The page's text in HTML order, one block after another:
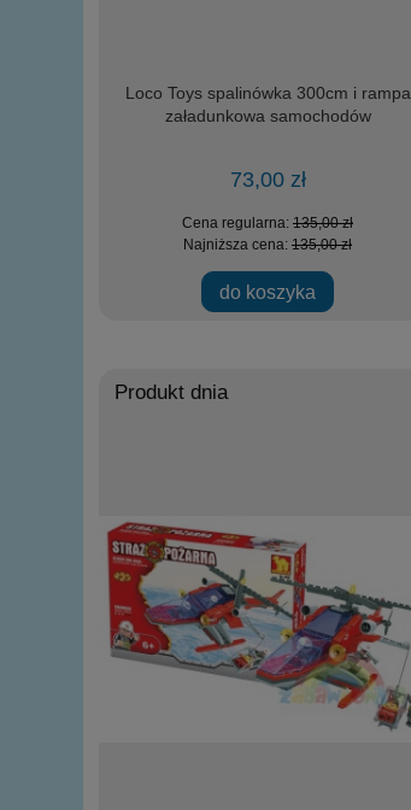
Loco Toys spalinówka 300cm i rampa
załadunkowa samochodów
73,00 zł
Cena regularna: 135,00 zł
Najniższa cena: 135,00 zł
do koszyka
Produkt dnia